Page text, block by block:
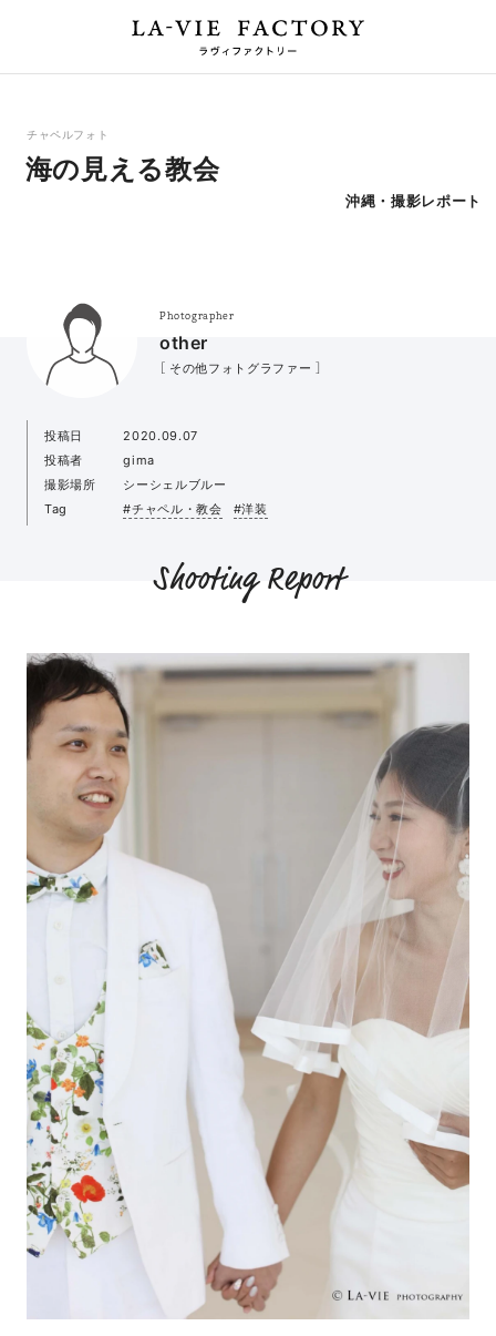
チャペルフォト
海の見える教会
沖縄・撮影レポート
Photographer
other
［ その他フォトグラファー ］
投稿日
2020.09.07
投稿者
gima
撮影場所
シーシェルブルー
Tag
#チャペル・教会 #洋装
Shooting Report